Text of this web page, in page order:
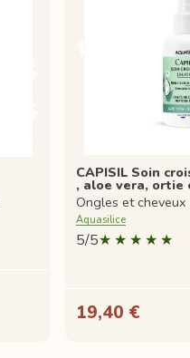
CAPISIL Soin
, aloe vera, ortie
Ongles et cheveux
Aquasilice
5/5
19,40 €